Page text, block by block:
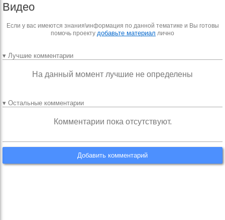
Видео
Если у вас имеются знания\информация по данной тематике и Вы готовы
помочь проекту добавьте материал лично
▾ Лучшие комментарии
На данный момент лучшие не определены
▾ Остальные комментарии
Комментарии пока отсутствуют.
Добавить комментарий